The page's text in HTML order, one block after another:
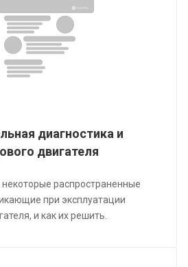
диагностика и
двигателя
распространенные
при эксплуатации
и как их решить.